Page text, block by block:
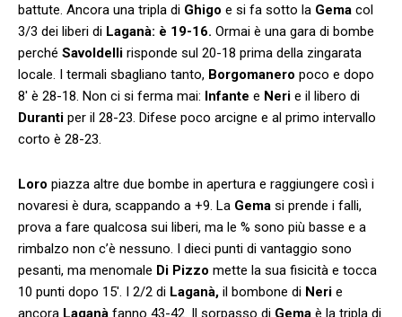
battute. Ancora una tripla di Ghigo e si fa sotto la Gema col
3/3 dei liberi di Laganà: è 19-16. Ormai è una gara di bombe
perché Savoldelli risponde sul 20-18 prima della zingarata
locale. I termali sbagliano tanto, Borgomanero poco e dopo
8′ è 28-18. Non ci si ferma mai: Infante e Neri e il libero di
Duranti per il 28-23. Difese poco arcigne e al primo intervallo
corto è 28-23.
Loro piazza altre due bombe in apertura e raggiungere così i
novaresi è dura, scappando a +9. La Gema si prende i falli,
prova a fare qualcosa sui liberi, ma le % sono più basse e a
rimbalzo non c’è nessuno. I dieci punti di vantaggio sono
pesanti, ma menomale Di Pizzo mette la sua fisicità e tocca
10 punti dopo 15′. I 2/2 di Laganà, il bombone di Neri e
ancora Laganà fanno 43-42. Il sorpasso di Gema è la tripla di